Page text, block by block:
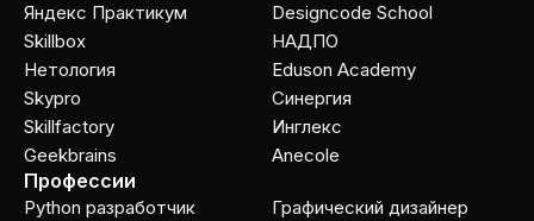
Яндекс Практикум
Skillbox
Нетология
Skypro
Skillfactory
Geekbrains
Designcode School
НАДПО
Eduson Academy
Cинергия
Инглекс
Anecole
Профессии
Python разработчик
Графический дизайнер